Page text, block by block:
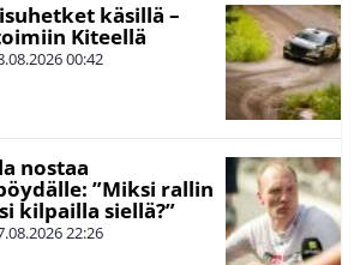
käsillä –
Kiteellä
00:42
nostaa
”Miksi rallin
kilpailla siellä?”
22:26